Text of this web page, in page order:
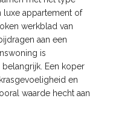
luxe appartement of
werkblad van
aan een
is
Een koper
en
waarde hecht aan